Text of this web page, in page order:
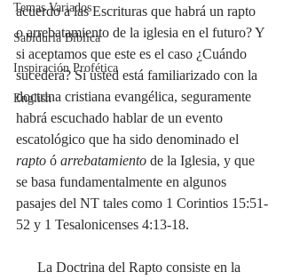
Temas Variados
Sabiduría Bíblica
Inspiración Profética
English
acuerdo a las Escrituras que habrá un rapto
o arrebatamiento de la iglesia en el futuro? Y
si aceptamos que este es el caso ¿Cuándo
sucederá? Si usted está familiarizado con la
doctrina cristiana evangélica, seguramente
habrá escuchado hablar de un evento
escatológico que ha sido denominado el
rapto ó arrebatamiento de la Iglesia, y que
se basa fundamentalmente en algunos
pasajes del NT tales como 1 Corintios 15:51-
52 y 1 Tesalonicenses 4:13-18.